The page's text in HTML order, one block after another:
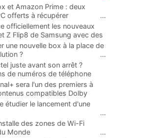
et Amazon Prime : deux
offerts à récupérer
...
officiellement les nouveaux
Z Flip8 de Samsung avec des
...
une nouvelle box à la place de
?
...
juste avant son arrêt ?
de numéros de téléphone
sera l'un des premiers à
compatibles Dolby
étudier le lancement d'une
...
des zones de Wi-Fi
Monde
...